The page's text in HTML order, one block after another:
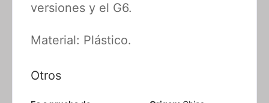
versiones y el G6.
Material: Plástico.
Otros